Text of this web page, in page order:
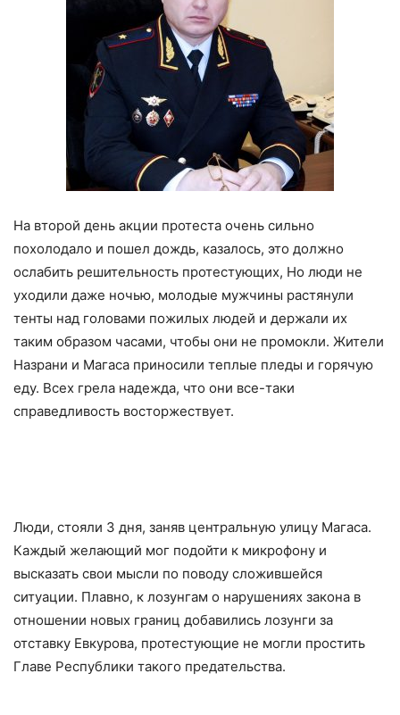
На второй день акции протеста очень сильно
похолодало и пошел дождь, казалось, это должно
ослабить решительность протестующих, Но люди не
уходили даже ночью, молодые мужчины растянули
тенты над головами пожилых людей и держали их
таким образом часами, чтобы они не промокли. Жители
Назрани и Магаса приносили теплые пледы и горячую
еду. Всех грела надежда, что они все-таки
справедливость восторжествует.
Люди, стояли 3 дня, заняв центральную улицу Магаса.
Каждый желающий мог подойти к микрофону и
высказать свои мысли по поводу сложившейся
ситуации. Плавно, к лозунгам о нарушениях закона в
отношении новых границ добавились лозунги за
отставку Евкурова, протестующие не могли простить
Главе Республики такого предательства.